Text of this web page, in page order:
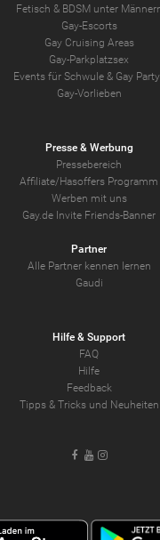
Fetisch & BDSM unter
Gay-Escorts
Gay Cruising Areas
Gay-Parkplatzsex
Events für Schwule & Gay
Gay-Vorlieben
Presse & Werbung
Pressebereich
Affiliate/Hasoffers Programm
Werben mit uns
Gay.de Invite Friends-Banner
Partner
Alle Partner kennen lernen
Gaudi
Hilfe & Support
FAQ
Hilfe
Feedback
Tipps & Tricks und Neuheiten
Facebook
YoutubeInstagram